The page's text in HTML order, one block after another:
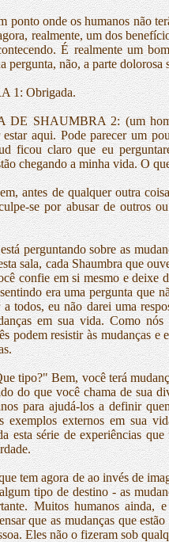
ponto onde os humanos não
realmente, um dos
É realmente um
pergunta, não, a parte
1: Obrigada.
DE SHAUMBRA 2: (um
aqui. Pode parecer um
ficou claro que eu
chegando a minha vida. O
antes de qualquer outra
se por abusar de outros
perguntando sobre as
sala, cada Shaumbra que
confie em si mesmo e deixe
era uma pergunta que
a todos, eu não darei uma
em sua vida. Como
podem resistir às mudanças
tipo?" Bem, você terá
do que você chama de sua
para ajudá-los a definir
exemplos externos em sua
esta série de experiências
tem agora de ao invés de
tipo de destino - as
Muitos humanos ainda,
que as mudanças que
Eles não o fizeram sob